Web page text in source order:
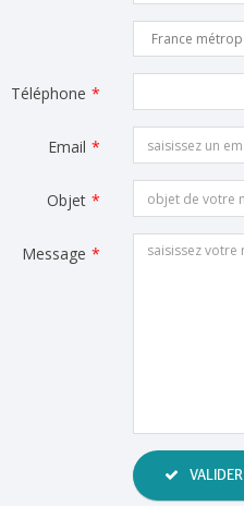
Téléphone *
Email *
Objet *
Message *
VALIDER